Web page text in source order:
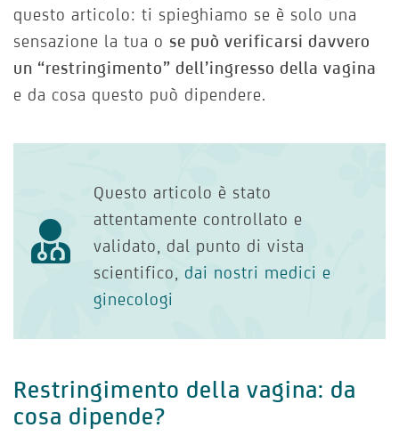
questo articolo: ti spieghiamo se è solo una
sensazione la tua o se può verificarsi davvero
un “restringimento” dell’ingresso della vagina
e da cosa questo può dipendere.
Questo articolo è stato
attentamente controllato e
validato, dal punto di vista
scientifico, dai nostri medici e
ginecologi
Restringimento della vagina: da
cosa dipende?